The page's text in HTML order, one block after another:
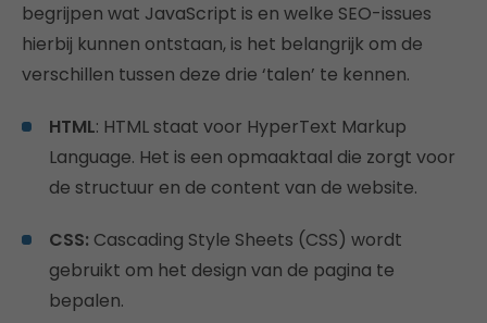
begrijpen wat JavaScript is en welke SEO-issues
hierbij kunnen ontstaan, is het belangrijk om de
verschillen tussen deze drie ‘talen’ te kennen.
HTML: HTML staat voor HyperText Markup
Language. Het is een opmaaktaal die zorgt voor
de structuur en de content van de website.
CSS: Cascading Style Sheets (CSS) wordt
gebruikt om het design van de pagina te
bepalen.